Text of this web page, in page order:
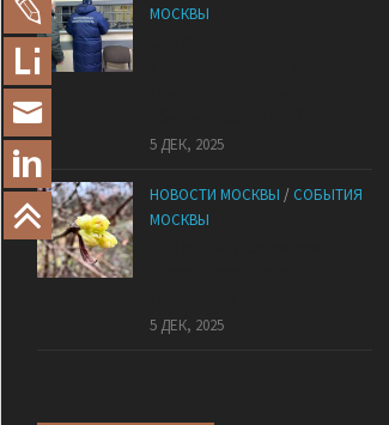
МОСКВЫ
5 ДЕК, 2025
НОВОСТИ МОСКВЫ / СОБЫТИЯ
МОСКВЫ
5 ДЕК, 2025